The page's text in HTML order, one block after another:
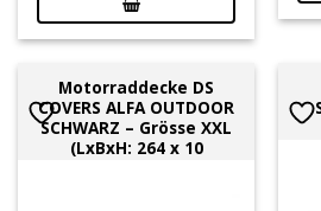
Motorraddecke DS
COVERS ALFA OUTDOOR
SCHWARZ – Grösse XXL
(LxBxH: 264 x 10